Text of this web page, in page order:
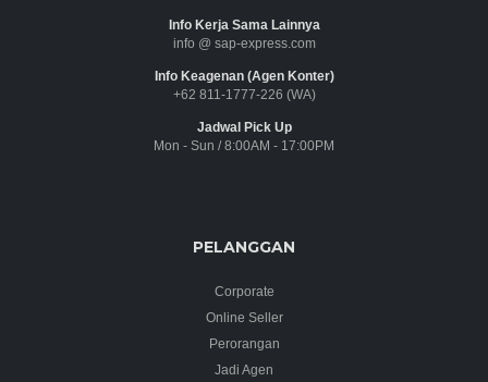
Info Kerja Sama Lainnya
info @ sap-express.com
Info Keagenan (Agen Konter)
+62 811-1777-226 (WA)
Jadwal Pick Up
Mon - Sun / 8:00AM - 17:00PM
PELANGGAN
Corporate
Online Seller
Perorangan
Jadi Agen